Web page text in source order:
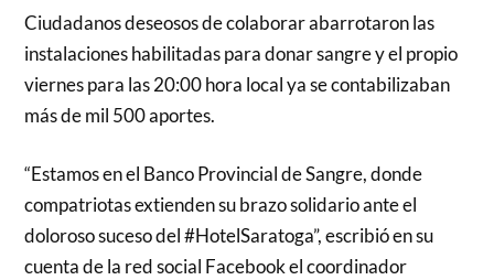
Ciudadanos deseosos de colaborar abarrotaron las
instalaciones habilitadas para donar sangre y el propio
viernes para las 20:00 hora local ya se contabilizaban
más de mil 500 aportes.
“Estamos en el Banco Provincial de Sangre, donde
compatriotas extienden su brazo solidario ante el
doloroso suceso del #HotelSaratoga”, escribió en su
cuenta de la red social Facebook el coordinador